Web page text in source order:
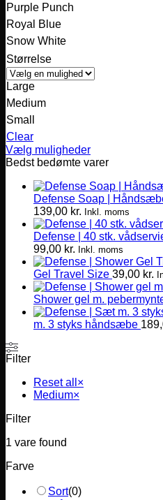
Purple Punch
Royal Blue
Snow White
Størrelse
Large
Medium
Small
Clear
Vælg muligheder
Dette
varianter.
Mulighederne
vælges
varesiden
Bedst bedømte varer
Defense Soap |
139,00 kr. Inkl. moms
Defense | 40 stk.
99,00 kr. Inkl. moms
Gel Travel Size 39,00 kr.
Shower gel m.
m. 3 styks håndsæbe
Filter
Reset all ×
Medium×
Filter
1 vare found
Farve
Sort(0)